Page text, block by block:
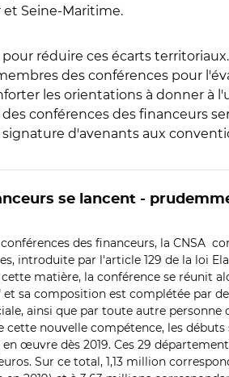
et Seine-Maritime.
pour réduire ces écarts
des conférences pour
les orientations à donner à
conférences des financeurs
d'avenants aux
se lancent -
des financeurs, la CNSA
introduite par l'article 129 de la loi
matière, la conférence se réunit
et sa composition est complétée par
ainsi que par toute autre
cette nouvelle compétence, les
œuvre dès 2019. Ces 29
Sur ce total, 1,13 million